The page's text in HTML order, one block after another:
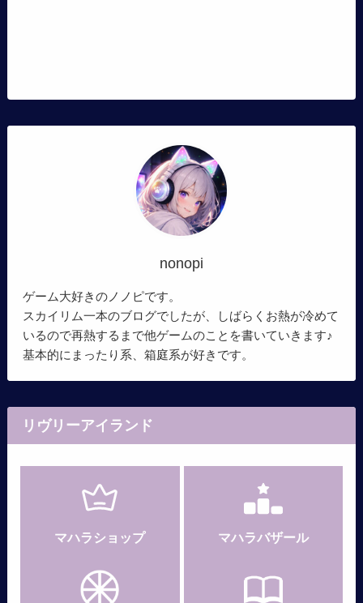
nonopi
ゲーム大好きのノノピです。
スカイリム一本のブログでしたが、しばらくお熱が冷めて
いるので再熱するまで他ゲームのことを書いていきます♪
基本的にまったり系、箱庭系が好きです。
リヴリーアイランド
マハラショップ マハラバザール